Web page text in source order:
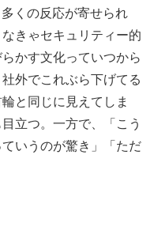
くの反応が寄せられ
きゃセキュリティー的
かす文化っていつから
外でこれぶら下げてる
と同じに見えてしま
立つ。一方で、「こう
いうのが驚き」「ただ